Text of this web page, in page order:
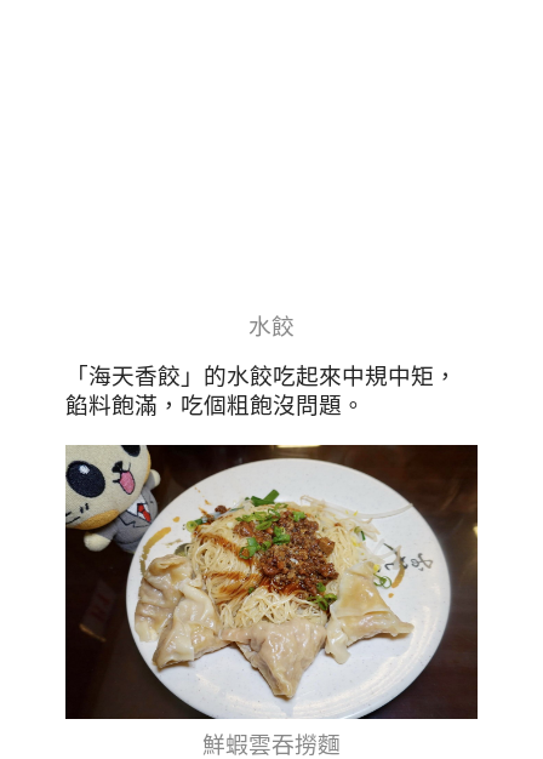
水餃
「海天香餃」的水餃吃起來中規中矩，
餡料飽滿，吃個粗飽沒問題。
鮮蝦雲吞撈麵